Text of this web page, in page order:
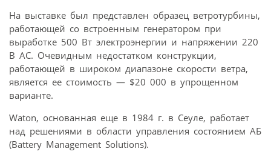
На выставке был представлен образец ветротурбины,
работающей со встроенным генератором при
выработке 500 Вт электроэнергии и напряжении 220
В AC. Очевидным недостатком конструкции,
работающей в широком диапазоне скорости ветра,
является ее стоимость — $20 000 в упрощенном
варианте.
Waton, основанная еще в 1984 г. в Сеуле, работает
над решениями в области управления состоянием АБ
(Battery Management Solutions).